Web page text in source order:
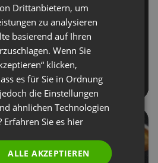
POLISH
RUSSIAN
SPANISH
ITALIAN
Drittanbietern, um
zu analysieren
basierend auf Ihren
Wenn Sie
klicken,
es für Sie in Ordnung
die Einstellungen
ähnlichen Technologien
Erfahren Sie es hier
ALLE AKZEPTIEREN